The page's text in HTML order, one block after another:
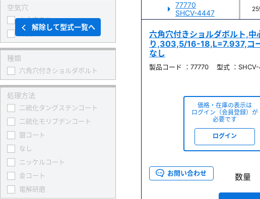
77770
SHCV-4447
25
六角穴付きショルダボルト,中
り,303,5/16-18,L=7.937,コ
なし
製品コード ：77770 型式 ：
価格・在庫の表示は
ログイン（会員登録）が
必要です
ログイン
お問い合わせ 数量
空気穴
中心穴あり
空気穴なし
種類
六角穴付きショルダボルト
処理方法
二硫化タングステンコート
二硫化モリブデンコート
銀コート
なし
ニッケルコート
金コート
電解研磨
解除して型式一覧へ